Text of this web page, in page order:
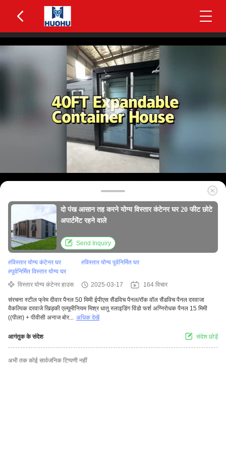
दो पंख आसान तह करने योग्य विस्तार कंटेनर घर 20 फीट छोटे
अपार्टमेंट रहने वाले
Send Inquiry
#विस्तार योग्य कंटेनर घर #विस्तार योग्य पूर्वनिर्मित घर
#पूर्वनिर्मित विस्तार योग्य घर
विस्तार योग्य कंटेनर हाउस
2025-03-17 164 विचार
संरचना स्टील फ्रेम दीवार पैनल 50 मिमी ईपीएस सैंडविच पैनल/रॉक वॉल सैंडविच पैनल दरवाजा
वैकल्पिक दरवाजे खिड़की एल्यूमीनियम मिश्र धातु स्लाइडिंग विंडो फर्श अग्निरोधक पैनल 15 मिमी
((पीला) + पीवीसी अनाज बोर... अधिक देखें
आगंतुक के संदेश संदेश छोड़ें
अभी तक कोई सार्वजनिक टिप्पणी नहीं